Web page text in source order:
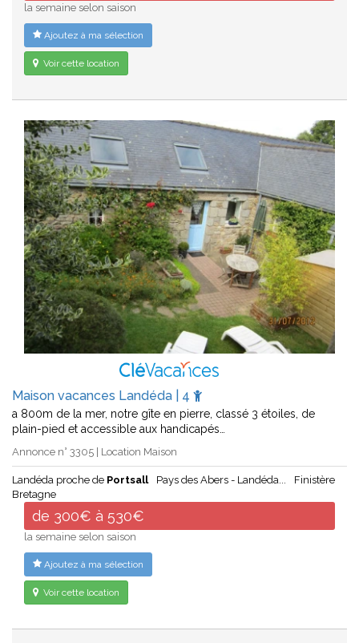
la semaine selon saison
Ajoutez à ma sélection
Voir cette location
Maison vacances Landéda | 4
a 800m de la mer, notre gîte en pierre, classé 3 étoiles, de
plain-pied et accessible aux handicapés…
Annonce n° 3305 | Location Maison
Landéda proche de Portsall Pays des Abers - Landéda...
Finistère
Bretagne
de 300€ à 530€
la semaine selon saison
Ajoutez à ma sélection
Voir cette location